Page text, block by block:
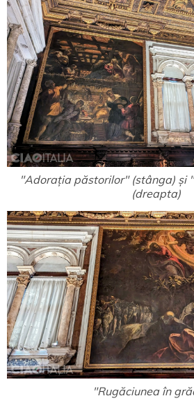
"Adorația păstorilor" (stânga) și
(dreapta)
"Rugăciunea în